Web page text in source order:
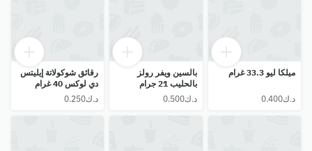
ميلكا ليو 33.3 غرام
بالسين ويفر رولز
بالحليب 21 جرام
⁦د.ك0.500⁩
رقائق شوكولاتة إيليتس
دي لوكس 40 غرام